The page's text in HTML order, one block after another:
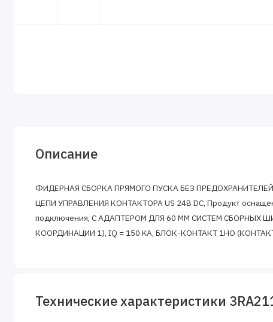
Описание
ФИДЕРНАЯ СБОРКА ПРЯМОГО ПУСКА БЕЗ ПРЕДОХРАНИТЕЛЕЙ,
ЦЕПИ УПРАВЛЕНИЯ КОНТАКТОРА US 24В DC, Продукт
подключения, С АДАПТЕРОМ ДЛЯ 60 ММ СИСТЕМ СБОРНЫХ
КООРДИНАЦИИ 1), IQ = 150 KA, БЛОК-КОНТАКТ 1НО
Технические характеристики